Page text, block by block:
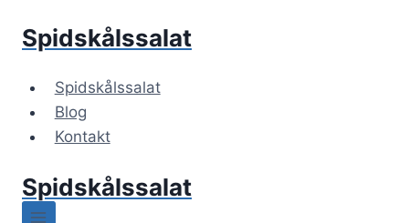
Spidskålssalat
Spidskålssalat
Blog
Kontakt
Spidskålssalat